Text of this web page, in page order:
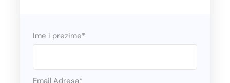
Ime i prezime*
Email Adresa*
April
02.04., 05.04., 09.04., 12.04., 16.04., 19.04.,
23.04., 26.04., 30.04.